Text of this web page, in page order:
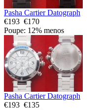
Pasha Cartier Datograph
€193 €170
Poupe: 12% menos
Pasha Cartier Datograph
€193 €135